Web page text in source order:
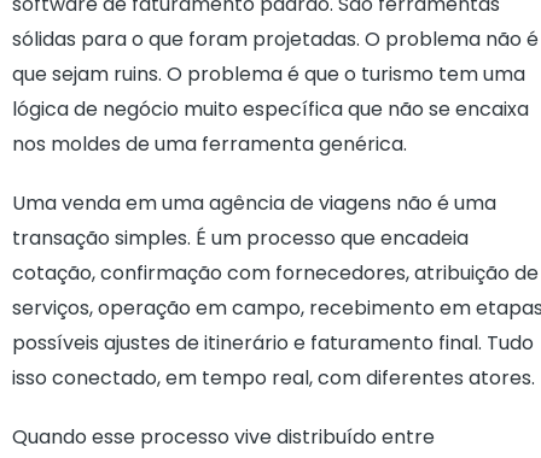
sólidas para o que foram projetadas. O problema não é
que sejam ruins. O problema é que o turismo tem uma
lógica de negócio muito específica que não se encaixa
nos moldes de uma ferramenta genérica.
Uma venda em uma agência de viagens não é uma
transação simples. É um processo que encadeia
cotação, confirmação com fornecedores, atribuição de
serviços, operação em campo, recebimento em
possíveis ajustes de itinerário e faturamento final. Tudo
isso conectado, em tempo real, com diferentes atores.
Quando esse processo vive distribuído entre